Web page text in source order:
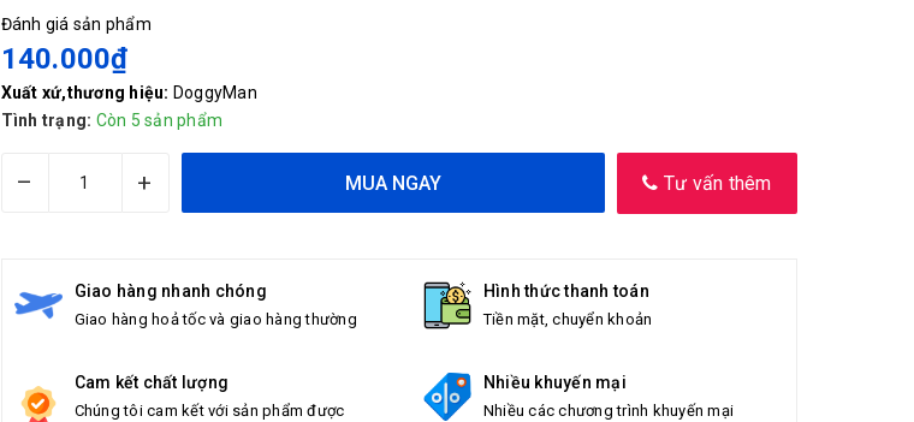
Đánh giá sản phẩm
140.000₫
Xuất xứ,thương hiệu: DoggyMan
Tình trạng: Còn 5 sản phẩm
– + MUA NGAY Tư vấn thêm
Giao hàng nhanh chóng
Giao hàng hoả tốc và giao hàng thường
Hình thức thanh toán
Tiền mặt, chuyển khoản
Cam kết chất lượng
Chúng tôi cam kết với sản phẩm được
Nhiều khuyến mại
Nhiều các chương trình khuyến mại